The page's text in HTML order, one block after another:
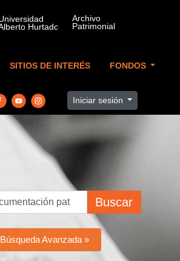
SITIOS DE INTERÉS FONDOS
Iniciar sesión
Buscar
Búsqueda Avanzada »